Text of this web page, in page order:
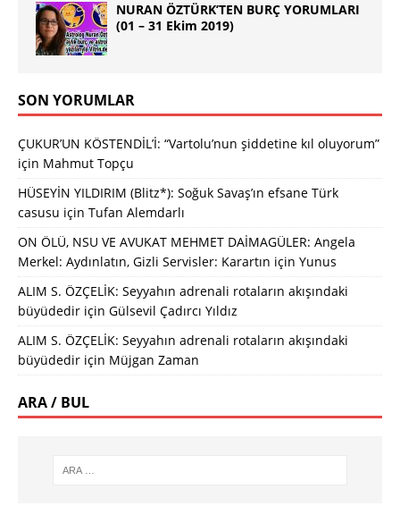
NURAN ÖZTÜRK’TEN BURÇ YORUMLARI
(01 – 31 Ekim 2019)
SON YORUMLAR
ÇUKUR’UN KÖSTENDİL’İ: “Vartolu’nun şiddetine kıl oluyorum”
için Mahmut Topçu
HÜSEYİN YILDIRIM (Blitz*): Soğuk Savaş’ın efsane Türk
casusu için Tufan Alemdarlı
ON ÖLÜ, NSU VE AVUKAT MEHMET DAİMAGÜLER: Angela
Merkel: Aydınlatın, Gizli Servisler: Karartın için Yunus
ALIM S. ÖZÇELİK: Seyyahın adrenali rotaların akışındaki
büyüdedir için Gülsevil Çadırcı Yıldız
ALIM S. ÖZÇELİK: Seyyahın adrenali rotaların akışındaki
büyüdedir için Müjgan Zaman
ARA / BUL